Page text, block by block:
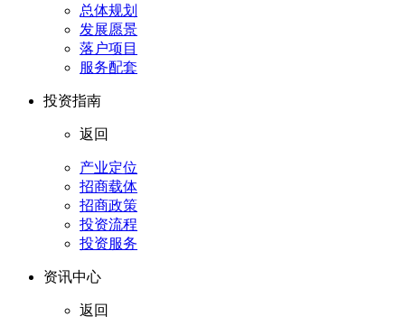
总体规划
发展愿景
落户项目
服务配套
投资指南
返回
产业定位
招商载体
招商政策
投资流程
投资服务
资讯中心
返回